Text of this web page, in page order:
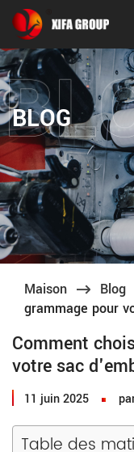
BLOG
Maison Blog
grammage pour
Comment
votre sac
11 juin 2025
Table des